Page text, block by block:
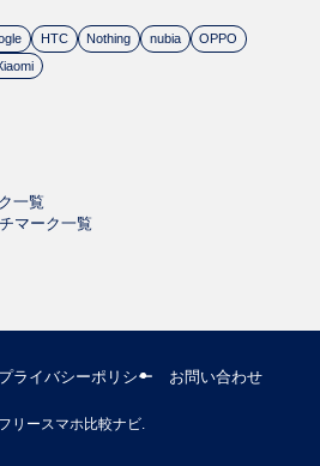
HTC Nothing nubia
OPPO
一覧
マーク一覧
プライバシーポリシー お問い合わせ
リースマホ比較ナビ.